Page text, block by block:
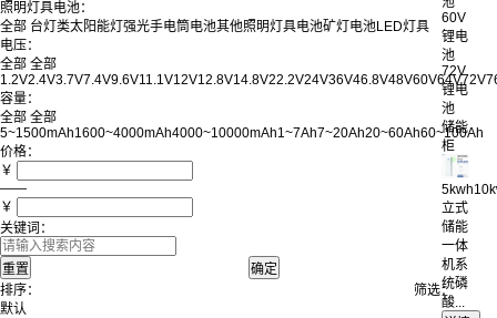
60V
锂电
池
72V
锂电
池
储能
柜
立式
储能
一体
机系
统磷
酸...
照明灯具电池：
全部 台灯类太阳能灯 强光手电筒电池其他照明灯具电池矿灯电池LED灯具
电压：
全部 全部
1.2V2.4V3.7V7.4V9.6V11.1V12V12.8V14.8V22.2V24V36V46.8V48V60V64V72V
容量：
全部 全部
5~1500mAh1600~4000mAh4000~10000mAh1~7Ah7~20Ah20~60Ah60~100Ah
价格：
￥
——
￥
关键词：
排序：
默认
筛选：